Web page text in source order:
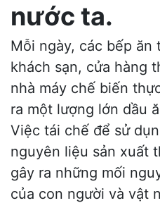
nước ta.
Mỗi ngày, các bếp ăn
khách sạn, cửa hàng
nhà máy chế biến
ra một lượng lớn dầu
Việc tái chế để sử
nguyên liệu sản xuất
gây ra những mối
của con người và vật